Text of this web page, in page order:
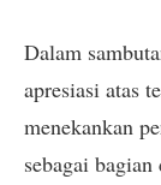
Dalam
apresiasi atas
menekankan
sebagai